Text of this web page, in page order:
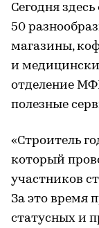
Сегодня
50
магазины,
и
отделение
полезные
«Строитель
который
участников
За это время
статусных и